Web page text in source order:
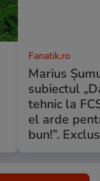
Fanatik.ro
Marius
subiectul
tehnic la
el arde
bun!”.